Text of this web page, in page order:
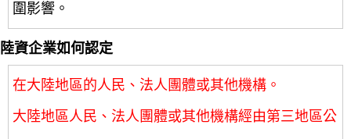
圍影響。
陸資企業如何認定
在大陸地區的人民、法人團體或其他機構。
大陸地區人民、法人團體或其他機構經由第三地區公